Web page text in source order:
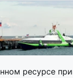
ресурсе